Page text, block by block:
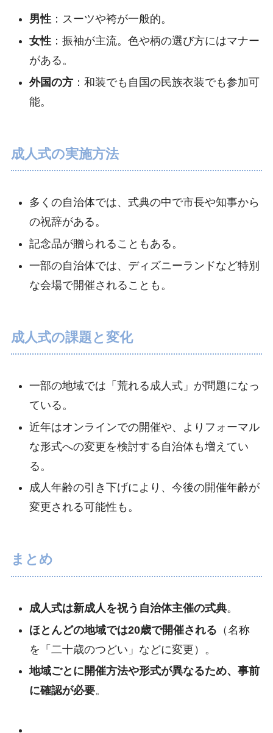
男性：スーツや袴が一般的。
女性：振袖が主流。色や柄の選び方にはマナー
がある。
外国の方：和装でも自国の民族衣装でも参加可
能。
成人式の実施方法
多くの自治体では、式典の中で市長や知事から
の祝辞がある。
記念品が贈られることもある。
一部の自治体では、ディズニーランドなど特別
な会場で開催されることも。
成人式の課題と変化
一部の地域では「荒れる成人式」が問題になっ
ている。
近年はオンラインでの開催や、よりフォーマル
な形式への変更を検討する自治体も増えてい
る。
成人年齢の引き下げにより、今後の開催年齢が
変更される可能性も。
まとめ
成人式は新成人を祝う自治体主催の式典。
ほとんどの地域では20歳で開催される （名称
を「二十歳のつどい」などに変更）。
地域ごとに開催方法や形式が異なるため、事前
に確認が必要。